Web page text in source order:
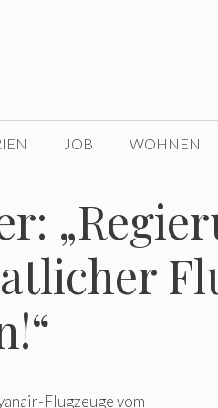
JOB WOHNEN
Flugzeuge vom